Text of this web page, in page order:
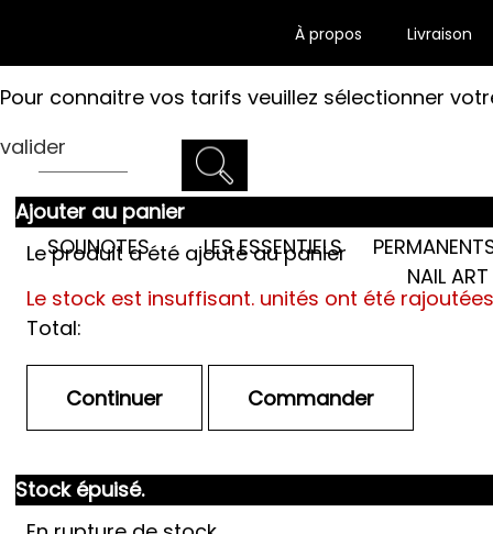
À propos Livraison
Pour connaitre vos tarifs veuillez sélectionner
valider
Ajouter au panier
Le produit a été ajouté au panier
Le stock est insuffisant. unités ont été
Total:
Stock épuisé.
SOLINOTES LES ESSENTIELS
NAIL ART